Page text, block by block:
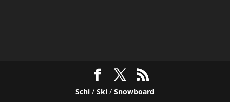
Schi/ Ski/ Snowboard